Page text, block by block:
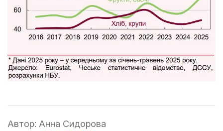
Автор: Анна Сидорова